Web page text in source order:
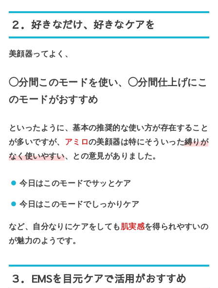
２．好きなだけ、好きなケアを
美顔器ってよく、
◯分間このモードを使い、◯分間仕上げにこ
のモードがおすすめ
といったように、基本の推奨的な使い方が存在すること
が多いですが、 アミロの美顔器は特にそういった縛りが
なく使いやすい、との意見がありました。
今日はこのモードでサッとケア
今日はこのモードでしっかりケア
など、自分なりにケアをしても 肌実感を得られやすいの
が魅力のようです。
３．EMSを目元ケアで活用がおすすめ